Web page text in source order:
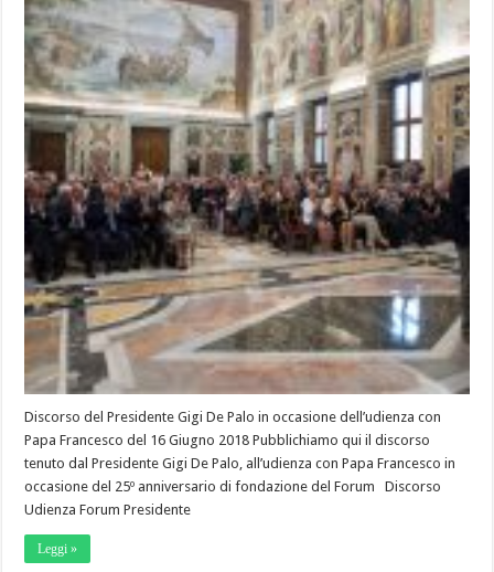
Discorso del Presidente Gigi De Palo in occasione dell’udienza con
Papa Francesco del 16 Giugno 2018 Pubblichiamo qui il discorso
tenuto dal Presidente Gigi De Palo, all’udienza con Papa Francesco in
occasione del 25º anniversario di fondazione del Forum Discorso
Udienza Forum Presidente
Leggi »